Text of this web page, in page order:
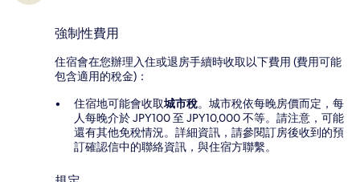
強制性費用
住宿會在您辦理入住或退房手續時收取以下費用 (費用可能
包含適用的稅金)：
住宿地可能會收取城市稅。城市稅依每晚房價而定，每
人每晚介於 JPY100 至 JPY10,000 不等。請注意，可能
還有其他免稅情況。詳細資訊，請參閱訂房後收到的預
訂確認信中的聯絡資訊，與住宿方聯繫。